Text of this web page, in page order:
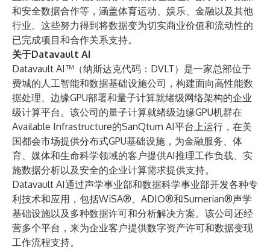
和安全数据合作等，涵盖体育运动、娱乐、金融以及其他
行业。这些努力得到将数据变为切实商业价值和流动性的
已完成项目和合作关系支持。
关于Datavault AI
Datavault AI™（纳斯达克代码：DVLT）是一家总部位于
费城的人工智能和数据基础设施公司，构建面向高性能数
据处理、边缘GPU部署和量子计算就绪级网络架构的企业
级计算平台。该公司的量子计算就绪级边缘GPU机群在
Available Infrastructure的SanQtum AI平台上运行，在美
国都会市场提供分布式GPU基础设施，为金融服务、体
育、媒体和生命科学领域的客户提供AI推理工作负载、实
施数据分析以及安全的企业计算需求提供支持。
Datavault AI通过声学事业部和数据科学事业部开发各种专
利技术和应用，包括WiSA®、ADIO®和Sumerian®声学
基础设施以及多种数据许可和分析解决方案。该公司还经
营多个平台，来为企业客户提供数字资产许可和数据变现
工作流程支持。